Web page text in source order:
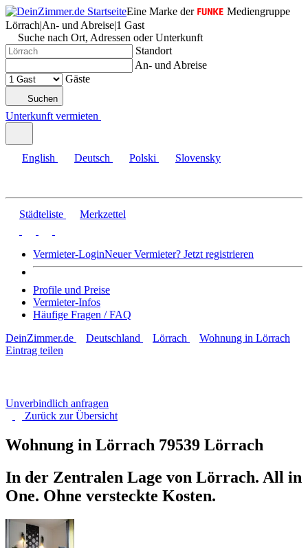
Eine Marke der
Mediengruppe
Lörrach|An- und Abreise|1 Gast
Suche nach Ort, Adressen oder Unterkunft
Standort
An- und Abreise
Gäste
Suchen
Unterkunft vermieten
English Deutsch Polski Slovensky
Städteliste Merkzettel
Vermieter-LoginNeuer Vermieter? Jetzt registrieren
Profile und Preise
Vermieter-Infos
Häufige Fragen / FAQ
DeinZimmer.de
Deutschland Lörrach
Wohnung in Lörrach
Eintrag teilen
Unverbindlich anfragen
Zurück zurÜbersicht
Wohnung in Lörrach 79539 Lörrach
In der Zentralen Lage von Lörrach. All in
One. Ohne versteckte Kosten.